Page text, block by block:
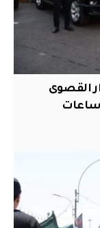
القصوى
ساعات